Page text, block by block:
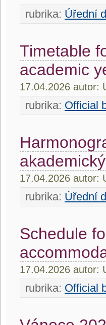
rubrika: Úřední
Timetable
academic
17.04.2026 autor:
rubrika: Official
17.04.2026 autor:
rubrika: Úřední
Schedule
17.04.2026 autor:
rubrika: Official